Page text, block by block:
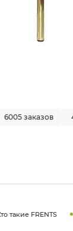
6005 заказов
такие FRENTS